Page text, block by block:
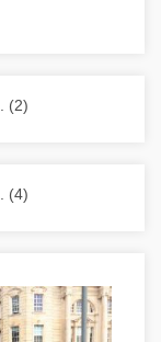
és
(2)
(4)